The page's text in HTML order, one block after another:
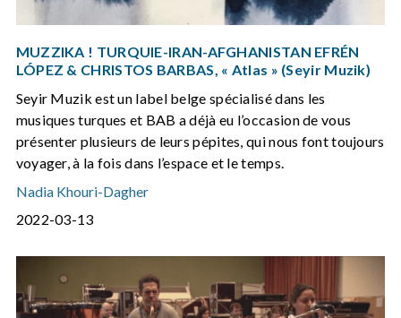
MUZZIKA ! TURQUIE-IRAN-AFGHANISTAN EFRÉN
LÓPEZ & CHRISTOS BARBAS, « Atlas » (Seyir Muzik)
Seyir Muzik est un label belge spécialisé dans les
musiques turques et BAB a déjà eu l’occasion de vous
présenter plusieurs de leurs pépites, qui nous font toujours
voyager, à la fois dans l’espace et le temps.
Nadia Khouri-Dagher
2022-03-13